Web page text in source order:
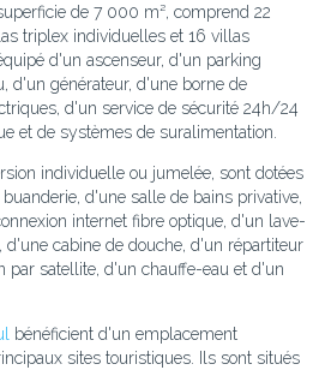
de 7 000 m², comprend 22
triplex individuelles et 16 villas
d'un ascenseur, d'un parking
d'un générateur, d'une borne de
d'un service de sécurité 24h/24
et de systèmes de suralimentation.
individuelle ou jumelée, sont dotées
d'une salle de bains privative,
internet fibre optique, d'un lave-
cabine de douche, d'un répartiteur
par satellite, d'un chauffe-eau et d'un
bénéficient d'un emplacement
sites touristiques. Ils sont situés